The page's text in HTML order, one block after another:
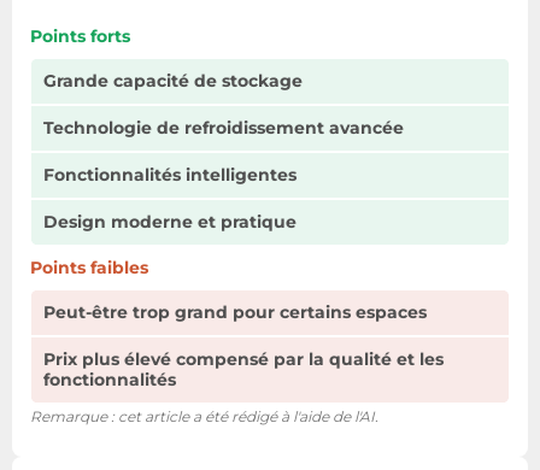
Points forts
Grande capacité de stockage
Technologie de refroidissement avancée
Fonctionnalités intelligentes
Design moderne et pratique
Points faibles
Peut-être trop grand pour certains espaces
Prix plus élevé compensé par la qualité et les
fonctionnalités
Remarque : cet article a été rédigé à l'aide de l'AI.